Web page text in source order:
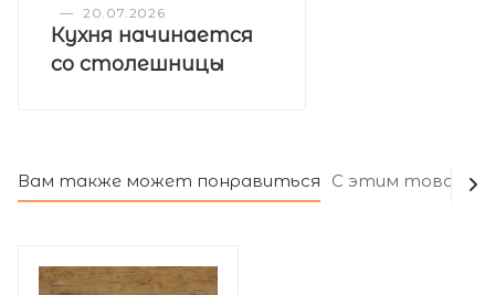
— 20.07.2026
Кухня начинается
со столешницы
Вам также может понравиться С этим